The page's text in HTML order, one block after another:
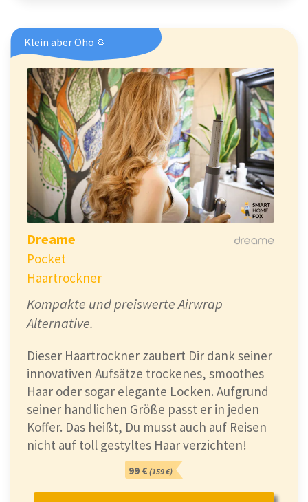
Klein aber Oho 🤏
Dreame
Pocket
Haartrockner
Kompakte und preiswerte Airwrap
Alternative.
Dieser Haartrockner zaubert Dir dank seiner
innovativen Aufsätze trockenes, smoothes
Haar oder sogar elegante Locken. Aufgrund
seiner handlichen Größe passt er in jeden
Koffer. Das heißt, Du musst auch auf Reisen
nicht auf toll gestyltes Haar verzichten!
99 € (159 €)